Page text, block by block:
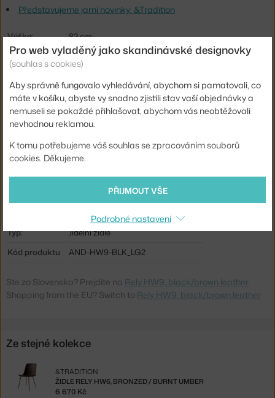
Představujeme jarní novinky: &Tradition
Výška:
82 cm
Výška sedáku: 48 cm
Šířka:
47 cm
Hmotnost:
6,8 kg
Barva:
hnědá
Typ:
Jídelní židle
Kód produktu
AND-HW9-BLK_LG2
Ste zo Slovenska? Prejdite na Rely HW9, black/brown leather
Shopping from the EU? Switch to Rely HW9, black/brown leather
Ze stejné kolekce
ŽIDLE RELY HW6, BRONZED / BURNT UMBER
&TRADITION
6 670 Kč
Pro web vyladěný jako skandinávské designovky
(souhlas s cookies)
Aby správně fungovalo vyhledávání, abychom si pamatovali, co
máte v košíku, abyste vy snadno zjistili stav vaší objednávky a
nemuseli se pokaždé přihlašovat, abychom vás neobtěžovali
nevhodnou reklamou.
K tomu potřebujeme váš souhlas se zpracováním souborů
cookies. Děkujeme.
PŘIJMOUT VŠE
Podrobné nastavení